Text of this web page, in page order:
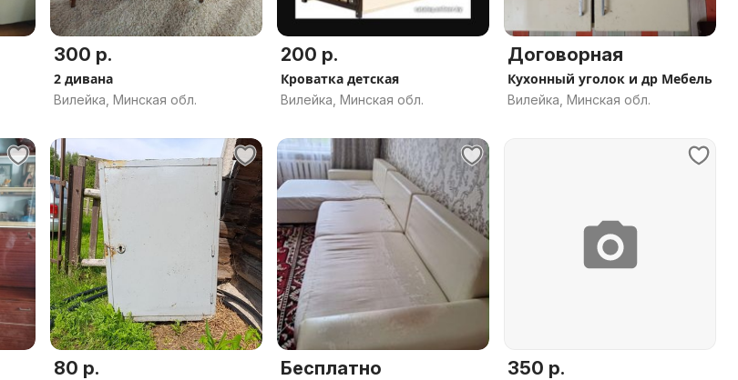
300 р.
2 дивана
Вилейка, Минская обл.
200 р.
Кроватка детская
Вилейка, Минская обл.
Договорная
Кухонный уголок и др Мебель
Вилейка, Минская обл.
80 р. Бесплатно 350 р.